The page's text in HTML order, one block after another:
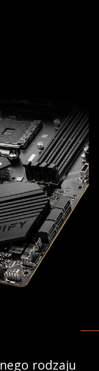
rodzaju